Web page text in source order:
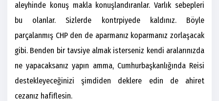
aleyhinde konuş makla konuşlandıranlar. Varlık sebepleri
bu olanlar. Sizlerde kontrpiyede kaldınız. Böyle
parçalanmış CHP den de aparmanız koparmanız zorlaşacak
gibi. Benden bir tavsiye almak isterseniz kendi aralarınızda
ne yapacaksanız yapın amma, Cumhurbaşkanlığında Reisi
destekleyeceğinizi şimdiden deklere edin de ahiret
cezanız hafiflesin.